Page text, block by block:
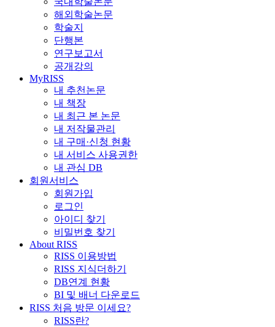
해외학술논문
학술지
단행본
연구보고서
공개강의
MyRISS
내 추천논문
내 책장
내 최근 본 논문
내 저작물관리
내 구매·신청 현황
내 서비스 사용권한
내 관심 DB
회원서비스
회원가입
로그인
아이디 찾기
비밀번호 찾기
About RISS
RISS 이용방법
RISS 지식더하기
DB연계 현황
BI 및 배너 다운로드
RISS 처음 방문 이세요?
RISS란?